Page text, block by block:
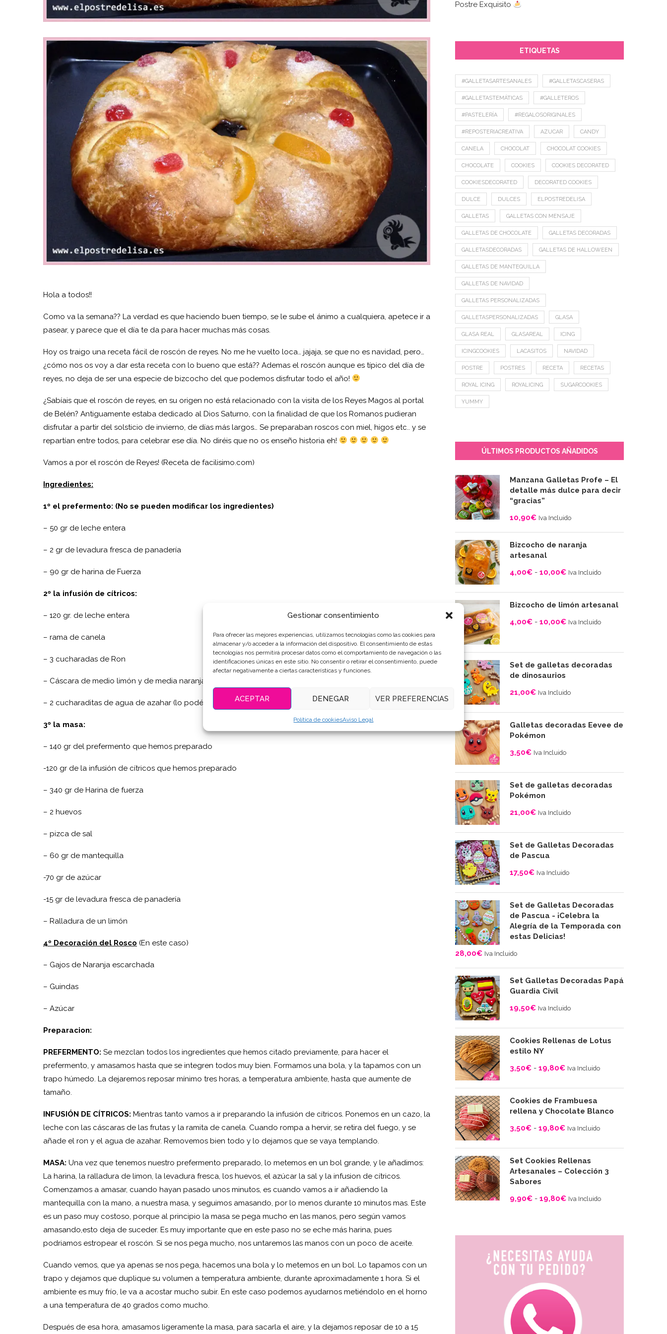
Gestionar consentimiento
Para ofrecer las mejores experiencias, utilizamos tecnologías como las cookies para
almacenar y/o acceder a la información del dispositivo. El consentimiento de estas
tecnologías nos permitirá procesar datos como el comportamiento de navegación o las
identificaciones únicas en este sitio. No consentir o retirar el consentimiento, puede
afectar negativamente a ciertas características y funciones.
ACEPTAR DENEGAR VER PREFERENCIAS
Política de cookiesAviso Legal
Hola a todos!!
Como va la semana?? La verdad es que haciendo buen tiempo, se le sube el ánimo a cualquiera, apetece ir a
pasear, y parece que el día te da para hacer muchas más cosas.
Hoy os traigo una receta fácil de roscón de reyes. No me he vuelto loca… jajaja, se que no es navidad, pero…
¿cómo nos os voy a dar esta receta con lo bueno que está?? Ademas el roscón aunque es típico del día de
reyes, no deja de ser una especie de bizcocho del que podemos disfrutar todo el año!
¿Sabíais que el roscón de reyes, en su origen no está relacionado con la visita de los Reyes Magos al portal
de Belén? Antiguamente estaba dedicado al Dios Saturno, con la finalidad de que los Romanos pudieran
disfrutar a partir del solsticio de invierno, de días más largos… Se preparaban roscos con miel, higos etc.. y se
repartían entre todos, para celebrar ese día. No diréis que no os enseño historia eh!
Vamos a por el roscón de Reyes! (Receta de facilisimo.com)
Ingredientes:
1º el prefermento: (No se pueden modificar los ingredientes)
– 50 gr de leche entera
– 2 gr de levadura fresca de panadería
– 90 gr de harina de Fuerza
2º la infusión de cítricos:
– 120 gr. de leche entera
– rama de canela
– 3 cucharadas de Ron
– Cáscara de medio limón y de media naranja
– 2 cucharaditas de agua de azahar (lo podéis encontrar en supermercados)
3º la masa:
– 140 gr del prefermento que hemos preparado
-120 gr de la infusión de cítricos que hemos preparado
– 340 gr de Harina de fuerza
– 2 huevos
– pizca de sal
– 60 gr de mantequilla
-70 gr de azúcar
-15 gr de levadura fresca de panadería
– Ralladura de un limón
4º Decoración del Rosco (En este caso)
– Gajos de Naranja escarchada
– Guindas
– Azúcar
Preparacion:
PREFERMENTO: Se mezclan todos los ingredientes que hemos citado previamente, para hacer el
prefermento, y amasamos hasta que se integren todos muy bien. Formamos una bola, y la tapamos con un
trapo húmedo. La dejaremos reposar mínimo tres horas, a temperatura ambiente, hasta que aumente de
tamaño.
INFUSIÓN DE CÍTRICOS: Mientras tanto vamos a ir preparando la infusión de cítricos. Ponemos en un cazo, la
leche con las cáscaras de las frutas y la ramita de canela. Cuando rompa a hervir, se retira del fuego, y se
añade el ron y el agua de azahar. Removemos bien todo y lo dejamos que se vaya templando.
MASA: Una vez que tenemos nuestro prefermento preparado, lo metemos en un bol grande, y le añadimos:
La harina, la ralladura de limon, la levadura fresca, los huevos, el azúcar la sal y la infusion de cítricos.
Comenzamos a amasar, cuando hayan pasado unos minutos, es cuando vamos a ir añadiendo la
mantequilla con la mano, a nuestra masa, y seguimos amasando, por lo menos durante 10 minutos mas. Este
es un paso muy costoso, porque al principio la masa se pega mucho en las manos, pero según vamos
amasando,esto deja de suceder. Es muy importante que en este paso no se eche más harina, pues
podriamos estropear el roscón. Si se nos pega mucho, nos untaremos las manos con un poco de aceite.
Cuando vemos, que ya apenas se nos pega, hacemos una bola y lo metemos en un bol. Lo tapamos con un
trapo y dejamos que duplique su volumen a temperatura ambiente, durante aproximadamente 1 hora. Si el
ambiente es muy frío, le va a acostar mucho subir. En este caso podemos ayudarnos metiéndolo en el horno
a una temperatura de 40 grados como mucho.
Después de esa hora, amasamos ligeramente la masa, para sacarla el aire, y la dejamos reposar de 10 a 15
Postre Exquisito
ETIQUETAS
#GALLETASARTESANALES #GALLETASCASERAS
#GALLETASTEMÁTICAS #GALLETEROS
#PASTELERÍA #REGALOSORIGINALES
#REPOSTERIACREATIVA AZUCAR CANDY
CANELA CHOCOLAT CHOCOLAT COOKIES
CHOCOLATE COOKIES COOKIES DECORATED
COOKIESDECORATED DECORATED COOKIES
DULCE DULCES ELPOSTREDELISA
GALLETAS GALLETAS CON MENSAJE
GALLETAS DE CHOCOLATE GALLETAS DECORADAS
GALLETASDECORADAS GALLETAS DE HALLOWEEN
GALLETAS DE MANTEQUILLA
GALLETAS DE NAVIDAD
GALLETAS PERSONALIZADAS
GALLETASPERSONALIZADAS GLASA
GLASA REAL GLASAREAL ICING
ICINGCOOKIES LACASITOS NAVIDAD
POSTRE POSTRES RECETA RECETAS
ROYAL ICING ROYALICING SUGARCOOKIES
YUMMY
ÚLTIMOS PRODUCTOS AÑADIDOS
Manzana Galletas Profe – El
detalle más dulce para decir
“gracias”
10,90€ Iva Incluido
Bizcocho de naranja
artesanal
4,00€ - 10,00€
Rango
precios:
desde
4,00€
hasta
10,00€
Iva Incluido
Bizcocho de limón artesanal
4,00€ - 10,00€
Rango
precios:
desde
4,00€
hasta
Iva Incluido
Set de galletas decoradas
de dinosaurios
21,00€ Iva Incluido
Galletas decoradas Eevee de
Pokémon
3,50€ Iva Incluido
Set de galletas decoradas
Pokémon
21,00€ Iva Incluido
Set de Galletas Decoradas
de Pascua
17,50€ Iva Incluido
Set de Galletas Decoradas
de Pascua - ¡Celebra la
Alegría de la Temporada con
estas Delicias!
28,00€ Iva Incluido
Set Galletas Decoradas Papá
Guardia Civil
19,50€ Iva Incluido
Cookies Rellenas de Lotus
estilo NY
3,50€ - 19,80€
Rango
precios:
desde
3,50€
hasta
19,80€
Iva Incluido
Cookies de Frambuesa
rellena y Chocolate Blanco
3,50€ - 19,80€
Rango
precios:
desde
3,50€
hasta
Iva Incluido
Set Cookies Rellenas
Artesanales – Colección 3
Sabores
9,90€ - 19,80€
precios:
Iva Incluido